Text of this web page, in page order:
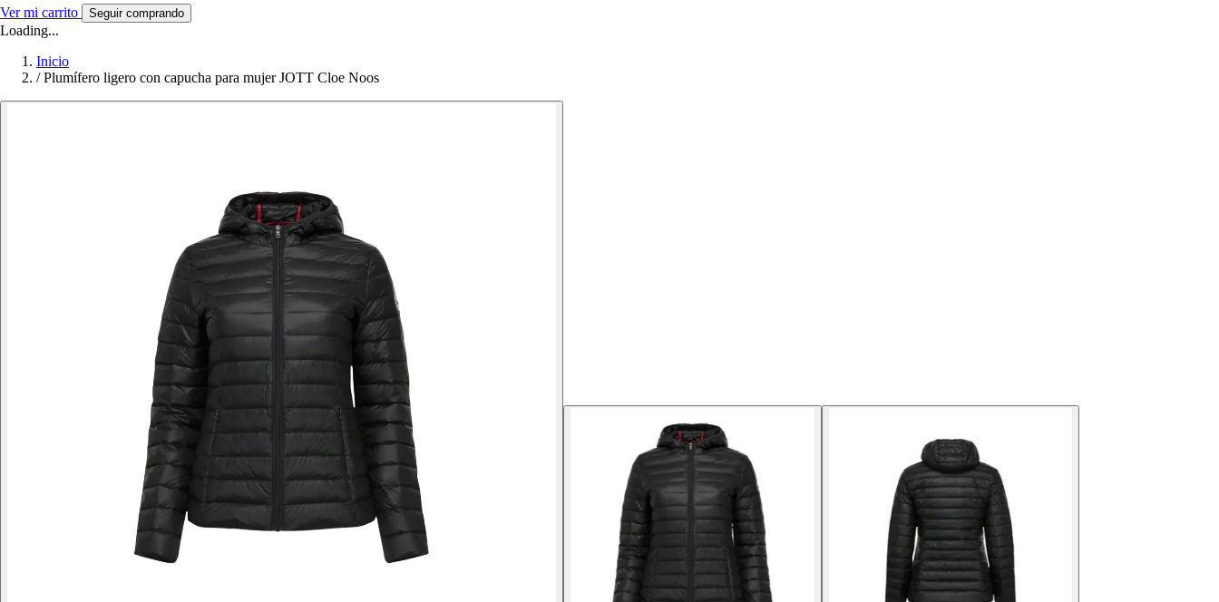
Ver mi carrito Seguir comprando
Loading...
Inicio
/ Plumífero ligero con capucha para mujer JOTT Cloe Noos